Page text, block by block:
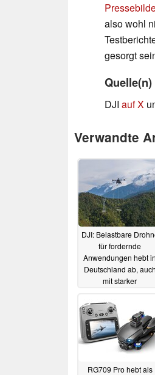
also wohl
gesorgt
Quelle(n)
DJI auf X
Verwandte
DJI: Belastbare
für fordernde
Anwendungen hebt in
Deutschland ab, auch
mit starker
04.12.2025
RG709 Pro hebt als